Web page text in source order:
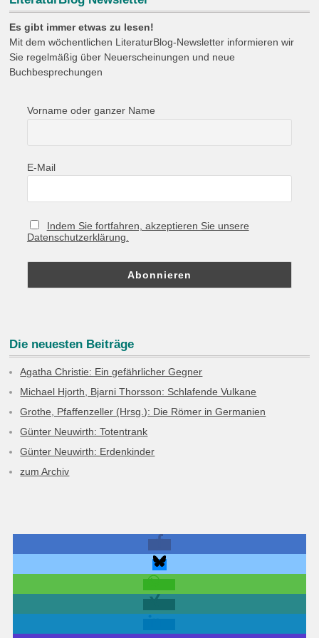
Es gibt immer etwas zu lesen!
Mit dem wöchentlichen LiteraturBlog-Newsletter informieren wir
Sie regelmäßig über Neuerscheinungen und neue
Buchbesprechungen
Vorname oder ganzer Name
E-Mail
Indem Sie fortfahren, akzeptieren Sie unsere
Datenschutzerklärung.
Die neuesten Beiträge
Agatha Christie: Ein gefährlicher Gegner
Michael Hjorth, Bjarni Thorsson: Schlafende Vulkane
Grothe, Pfaffenzeller (Hrsg.): Die Römer in Germanien
Günter Neuwirth: Totentrank
Günter Neuwirth: Erdenkinder
zum Archiv